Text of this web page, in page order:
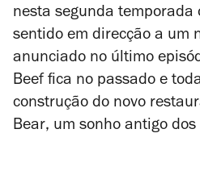
nesta segunda temporada
sentido em direcção a um
anunciado no último
Beef fica no passado e
construção do novo
Bear, um sonho antigo